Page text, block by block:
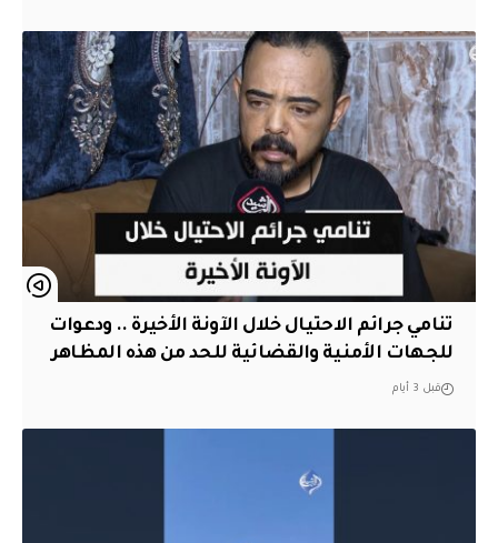
تنامي جرائم الاحتيال خلال الآونة الأخيرة .. ودعوات
للجهات الأمنية والقضائية للحد من هذه المظاهر
قبل 3 أيام